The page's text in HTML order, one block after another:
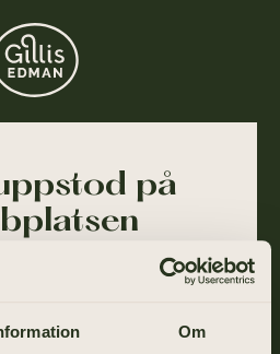
Om
på
stötte på ett tillfälligt fel och
vi arbetar på att lösa det så